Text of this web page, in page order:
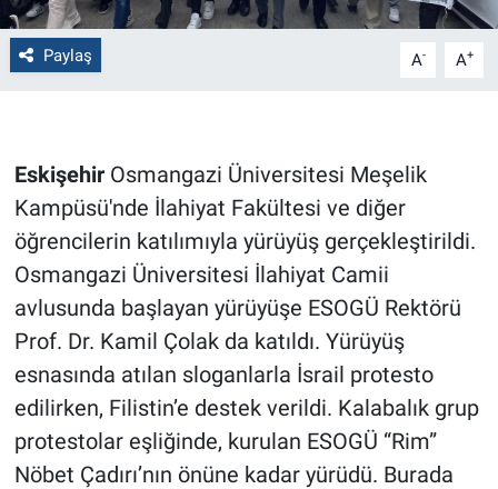
Paylaş A- A+
EskişehirOsmangazi Üniversitesi Meşelik
Kampüsü'nde İlahiyat Fakültesi ve diğer
öğrencilerin katılımıyla yürüyüş gerçekleştirildi.
Osmangazi Üniversitesi İlahiyat Camii
avlusunda başlayan yürüyüşe ESOGÜ Rektörü
Prof. Dr. Kamil Çolak da katıldı. Yürüyüş
esnasında atılan sloganlarla İsrail protesto
edilirken, Filistin’e destek verildi. Kalabalık grup
protestolar eşliğinde, kurulan ESOGÜ “Rim”
Nöbet Çadırı’nın önüne kadar yürüdü. Burada
Çevre
Bilim ve Teknoloji